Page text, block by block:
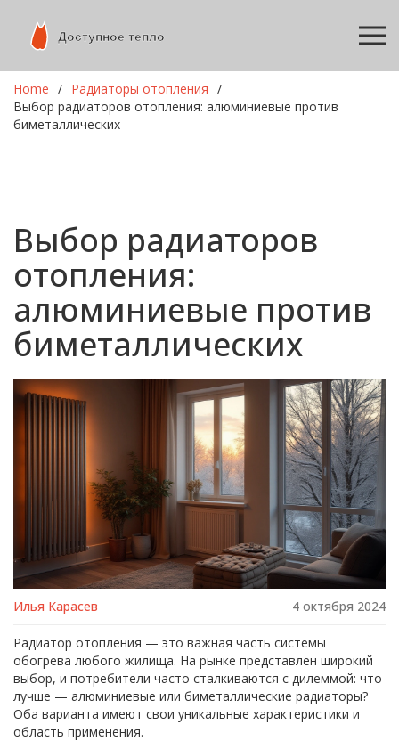
Home
Радиаторы отопления
Выбор радиаторов отопления: алюминиевые против
биметаллических
Выбор радиаторов
отопления:
алюминиевые против
биметаллических
Илья Карасев 4 октября 2024
Радиатор отопления — это важная часть системы
обогрева любого жилища. На рынке представлен широкий
выбор, и потребители часто сталкиваются с дилеммой: что
лучше — алюминиевые или биметаллические радиаторы?
Оба варианта имеют свои уникальные характеристики и
область применения.